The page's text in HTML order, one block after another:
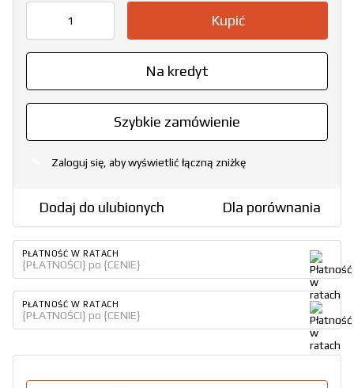
Kupić
Na kredyt
Szybkie zamówienie
Zaloguj się, aby wyświetlić łączną zniżkę
Dodaj do ulubionych Dla porównania
PŁATNOŚĆ W RATACH
{PŁATNOŚCI} po {CENIE}
PŁATNOŚĆ W RATACH
{PŁATNOŚCI} po {CENIE}